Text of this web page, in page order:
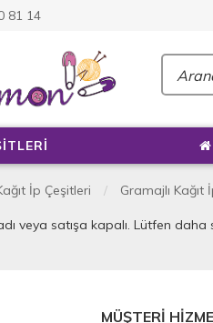
81 14
İp Çeşitleri Gramajlı Kağıt
veya satışa kapalı. Lütfen
MÜŞTERİ